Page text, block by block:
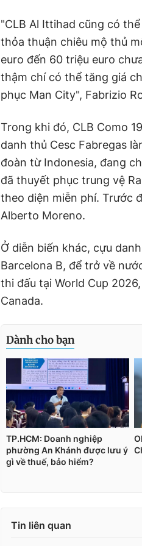
"CLB Al Ittihad cũng có
thỏa thuận chiêu mộ thủ
euro đến 60 triệu euro
thậm chí có thể tăng giá
phục Man City", Fabrizio
Trong khi đó, CLB Como
danh thủ Cesc Fabregas
đoàn từ Indonesia, đang
đã thuyết phục trung vệ
theo diện miễn phí. Trước
Alberto Moreno.
Ở diễn biến khác, cựu
Barcelona B, để trở về
thi đấu tại World Cup
Canada.
Tin liên quan